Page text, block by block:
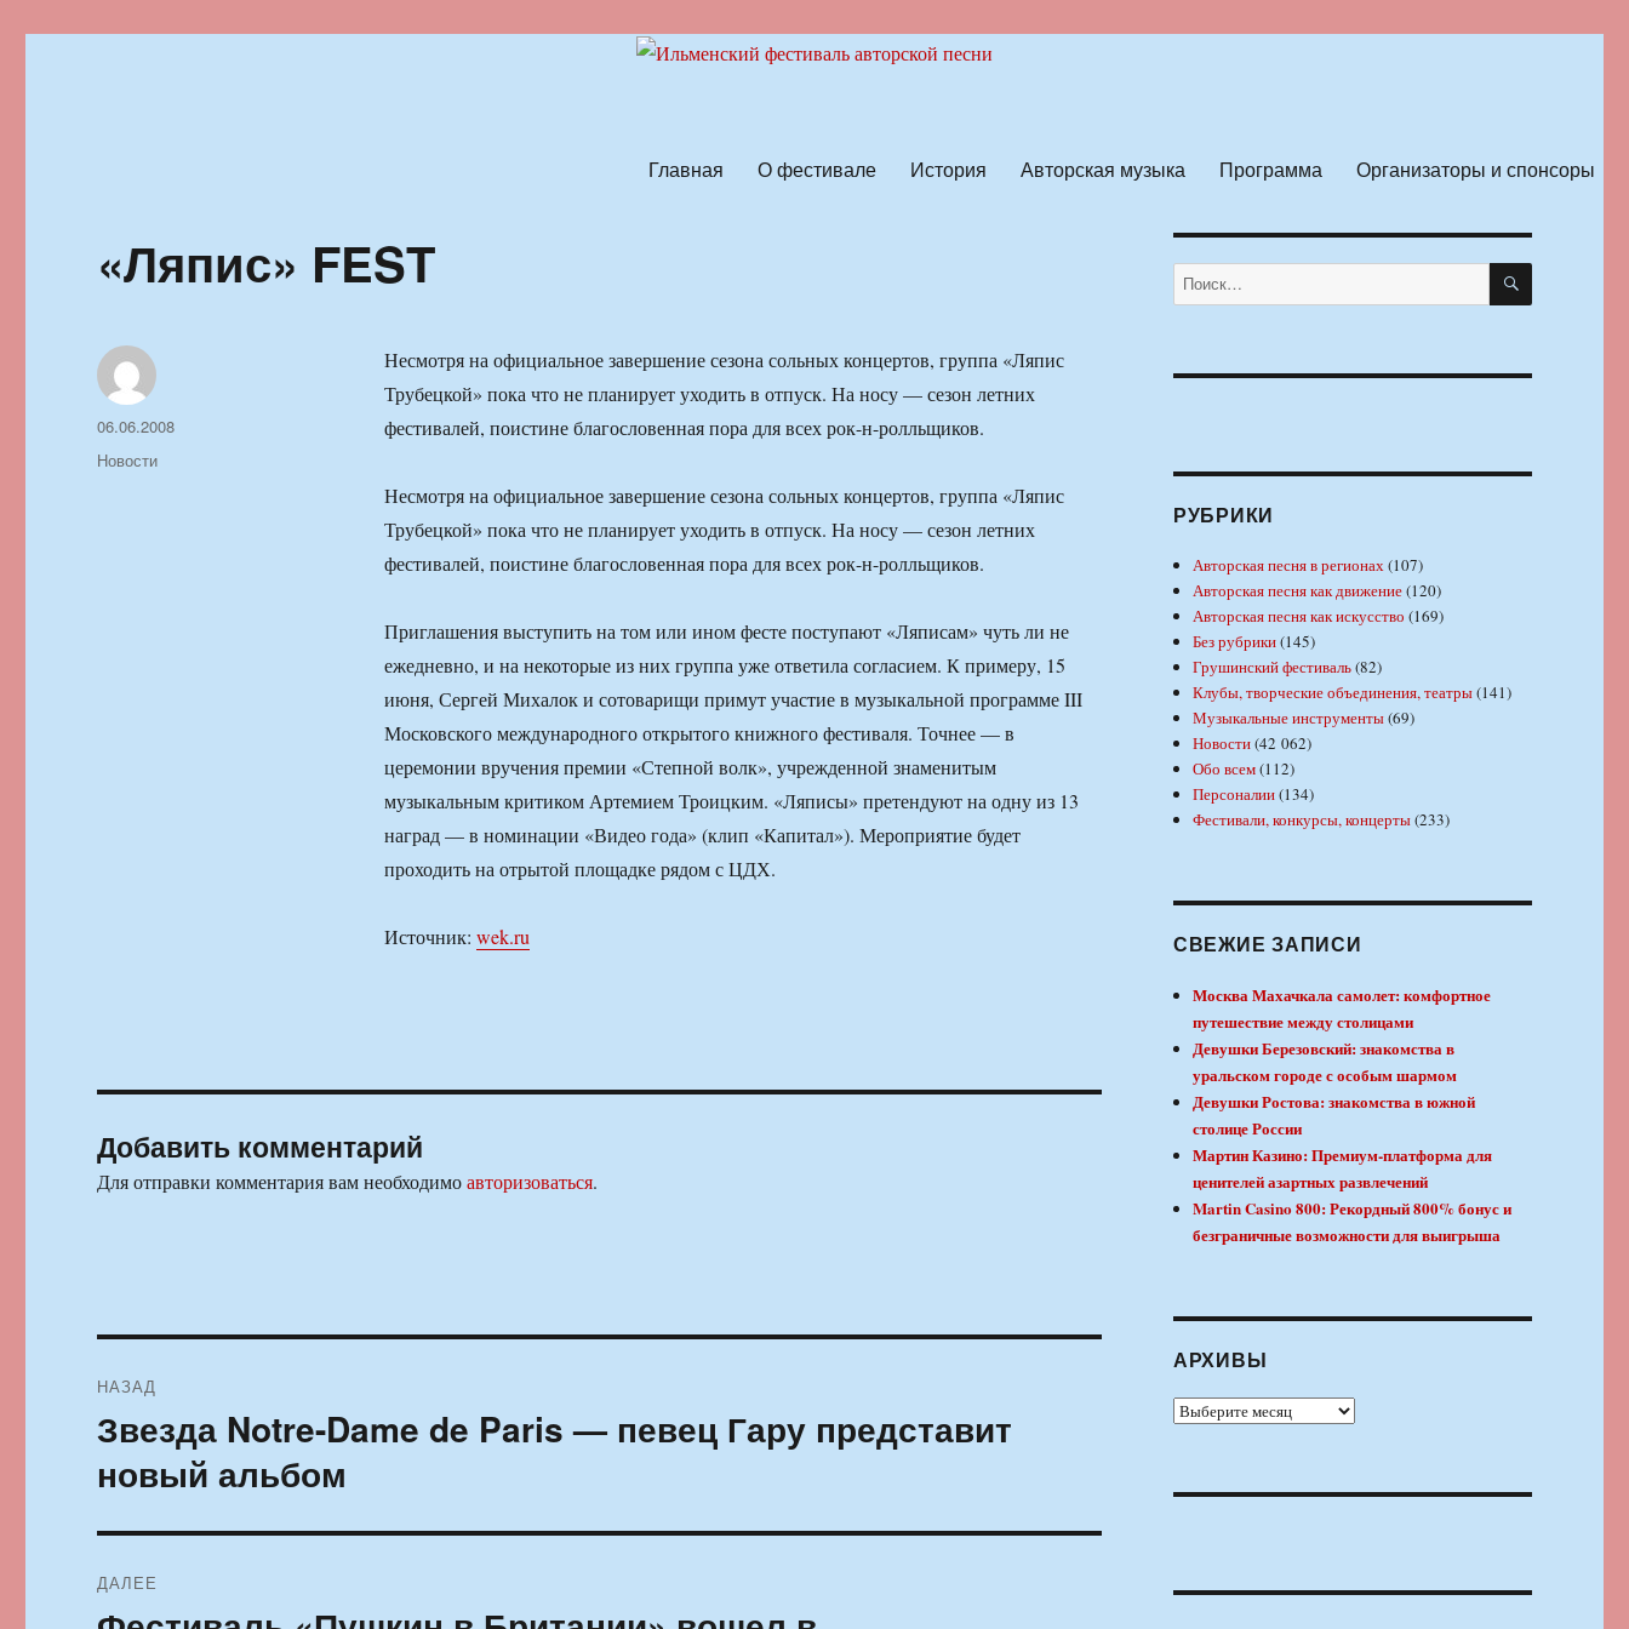
Главная О фестивале История Авторская музыка Программа Организаторы и спонсоры
«Ляпис» FEST
Несмотря на официальное завершение сезона сольных концертов, группа «Ляпис
Трубецкой» пока что не планирует уходить в отпуск. На носу — сезон летних
фестивалей, поистине благословенная пора для всех рок-н-ролльщиков.
Несмотря на официальное завершение сезона сольных концертов, группа «Ляпис
Трубецкой» пока что не планирует уходить в отпуск. На носу — сезон летних
фестивалей, поистине благословенная пора для всех рок-н-ролльщиков.
Приглашения выступить на том или ином фесте поступают «Ляписам» чуть ли не
ежедневно, и на некоторые из них группа уже ответила согласием. К примеру, 15
июня, Сергей Михалок и сотоварищи примут участие в музыкальной программе III
Московского международного открытого книжного фестиваля. Точнее — в
церемонии вручения премии «Степной волк», учрежденной знаменитым
музыкальным критиком Артемием Троицким. «Ляписы» претендуют на одну из 13
наград — в номинации «Видео года» (клип «Капитал»). Мероприятие будет
проходить на отрытой площадке рядом с ЦДХ.
Источник: wek.ru
Автор
Опубликовано
06.06.2008
Рубрики
Новости
Добавить комментарий
Для отправки комментария вам необходимоавторизоваться.
по
записям
НАЗАД
Предыдущая
Звезда Notre-Dame de Paris — певец Гару представит
новый альбом
ДАЛЕЕ
Следующая
Искать: ПОИСК
РУБРИКИ
Авторская песня в регионах(107)
Авторская песня как движение(120)
Авторская песня как искусство (169)
Без рубрики(145)
Грушинский фестиваль(82)
Клубы, творческие объединения, театры(141)
Музыкальные инструменты(69)
Новости(42 062)
Обо всем(112)
Персоналии(134)
Фестивали, конкурсы, концерты(233)
СВЕЖИЕ ЗАПИСИ
Москва Махачкала самолет: комфортное
путешествие между столицами
Девушки Березовский: знакомства в
уральском городе с особым шармом
Девушки Ростова: знакомства в южной
столице России
Мартин Казино: Премиум-платформа для
ценителей азартных развлечений
Martin Casino 800: Рекордный 800% бонус и
безграничные возможности для выигрыша
АРХИВЫ
Архивы